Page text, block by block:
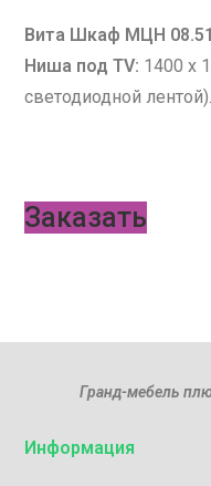
Вита Шкаф МЦН
Ниша под TV: 1400 х
светодиодной лентой).
Заказать
Гранд-мебель
Информация